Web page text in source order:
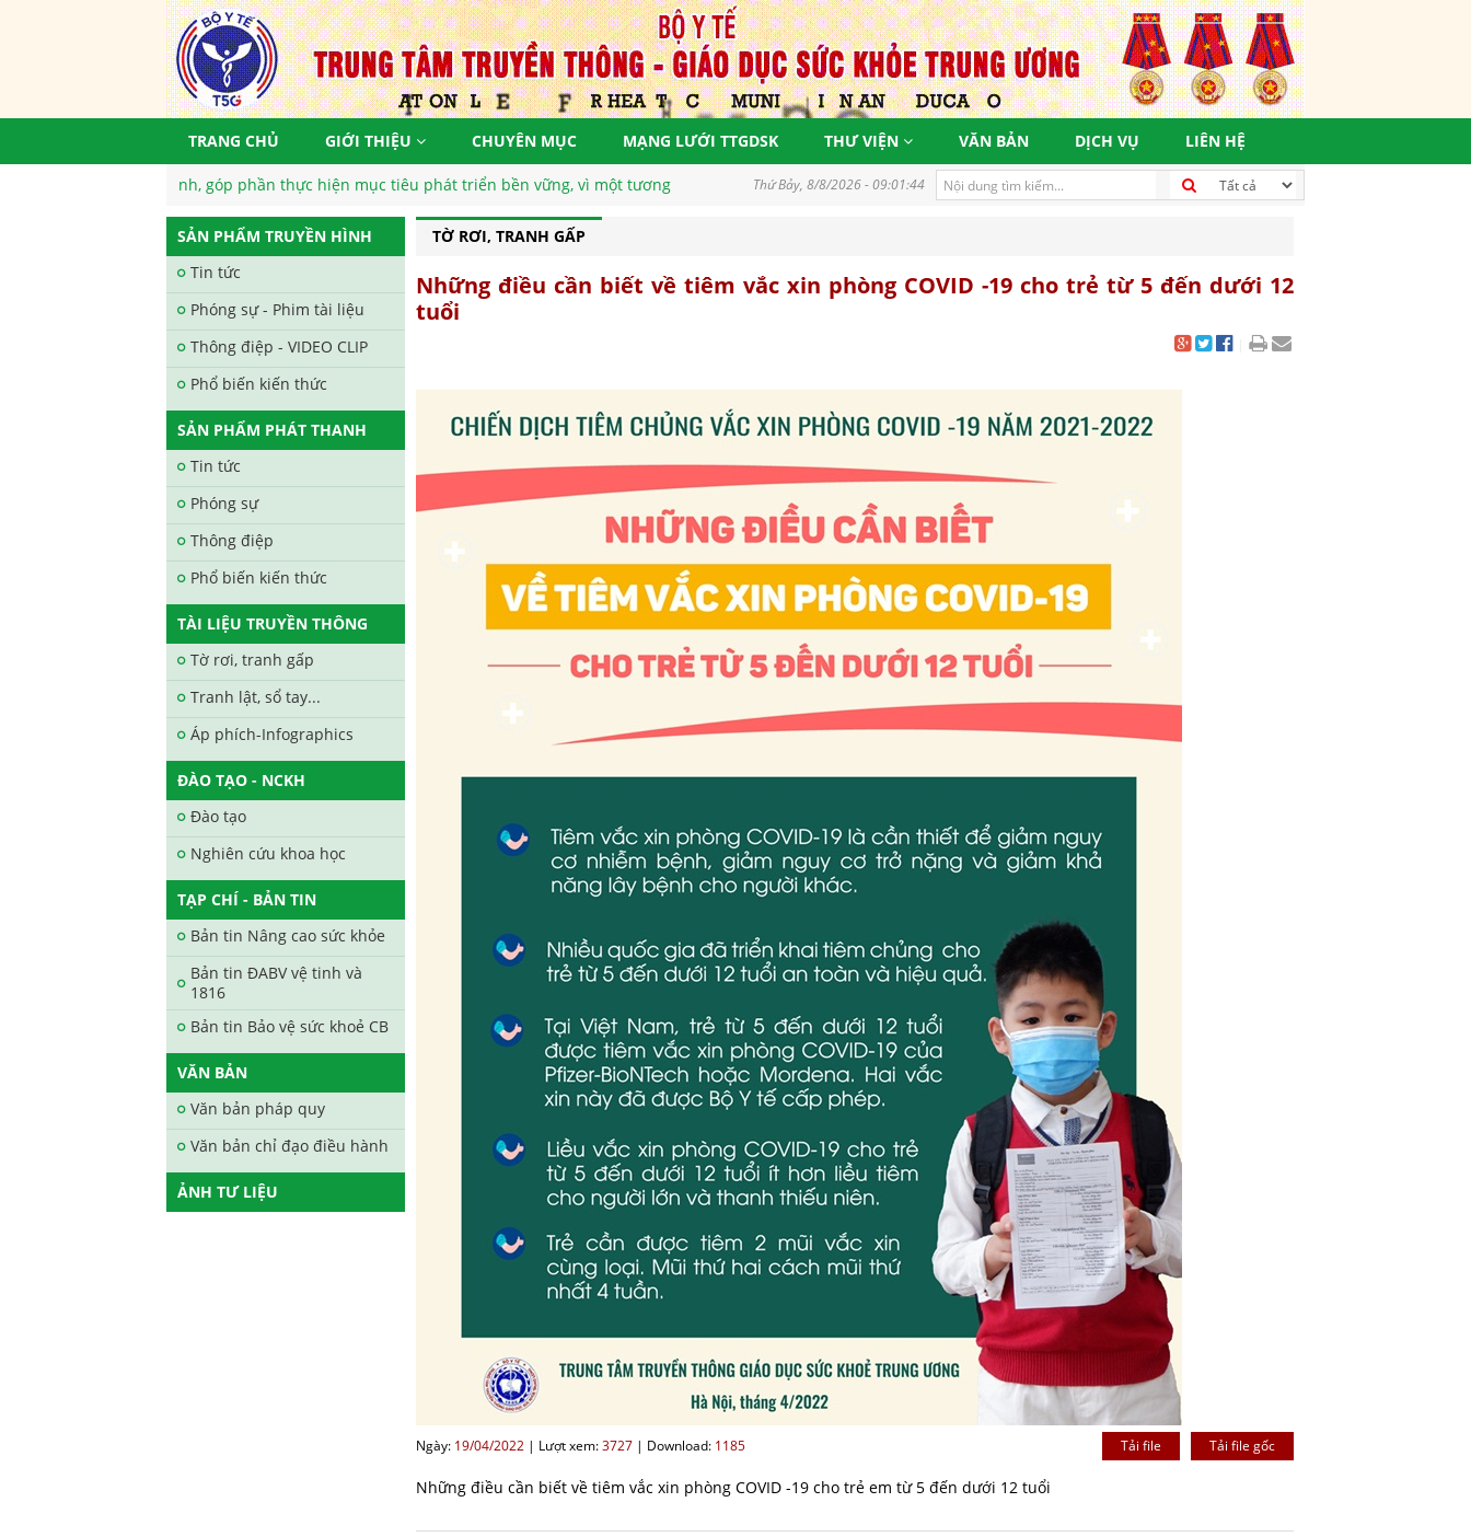
TRANG CHỦ GIỚI THIỆU CHUYÊN MỤC MẠNG LƯỚI TTGDSK THƯ VIỆN VĂN BẢN DỊCH VỤ LIÊN HỆ
khoẻ mạnh, góp phần thực hiện mục tiêu phát triển bền vững, vì một tương lai tươi sáng Thứ Bảy, 8/8/2026 - 09:01:45
SẢN PHẨM TRUYỀN HÌNH
Tin tức
Phóng sự - Phim tài liệu
Thông điệp - VIDEO CLIP
Phổ biến kiến thức
SẢN PHẨM PHÁT THANH
Tin tức
Phóng sự
Thông điệp
Phổ biến kiến thức
TÀI LIỆU TRUYỀN THÔNG
Tờ rơi, tranh gấp
Tranh lật, sổ tay...
Áp phích-Infographics
ĐÀO TẠO - NCKH
Đào tạo
Nghiên cứu khoa học
TẠP CHÍ - BẢN TIN
Bản tin Nâng cao sức khỏe
Bản tin ĐABV vệ tinh và
1816
Bản tin Bảo vệ sức khoẻ CB
VĂN BẢN
Văn bản pháp quy
Văn bản chỉ đạo điều hành
ẢNH TƯ LIỆU
TỜ RƠI, TRANH GẤP
Những điều cần biết về tiêm vắc xin phòng COVID -19 cho trẻ từ 5 đến dưới 12
tuổi
Ngày: 19/04/2022 | Lượt xem:3727 | Download: 1185 Tải file gốc
Tải file
Những điều cần biết về tiêm vắc xin phòng COVID -19 cho trẻ em từ 5 đến dưới 12 tuổi